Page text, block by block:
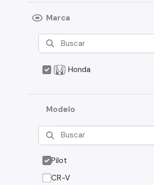
Marca
Honda
Modelo
Pilot
CR-V